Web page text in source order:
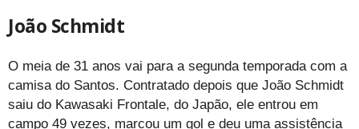
João Schmidt
O meia de 31 anos vai para a segunda temporada com a
camisa do Santos. Contratado depois que João Schmidt
saiu do Kawasaki Frontale, do Japão, ele entrou em
campo 49 vezes, marcou um gol e deu uma assistência